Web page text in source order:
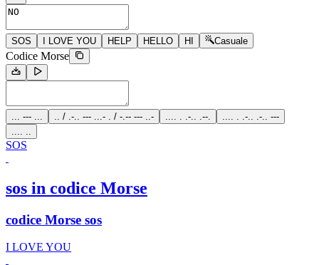
SOS I LOVE YOU HELP HELLO HI Casuale
Codice Morse
... --- ... .. / .-.. --- ...- . / -.-- --- ..- .... . .-.. .--.
.... . .-.. .-.. ---
SOS
sos in codice Morse
codice Morse sos
I LOVE YOU